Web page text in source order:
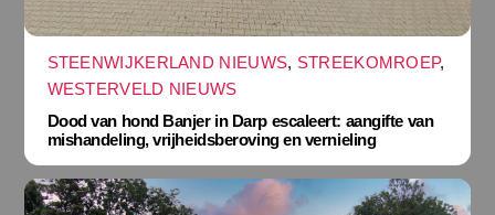
STEENWIJKERLAND NIEUWS, STREEKOMROEP,
WESTERVELD NIEUWS
Dood van hond Banjer in Darp escaleert: aangifte van
mishandeling, vrijheidsberoving en vernieling